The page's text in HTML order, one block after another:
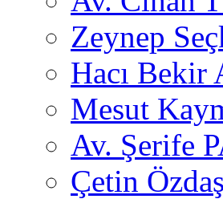
Zeynep
Hacı
Mesut
Av. Şerife
Çetin Özdaş